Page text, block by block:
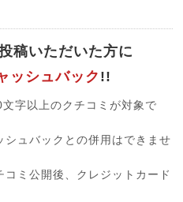
稿いただいた方に
ッシュバック !!
字以上のクチコミが対象で
ュバックとの併用はできませ
ミ公開後、クレジットカード